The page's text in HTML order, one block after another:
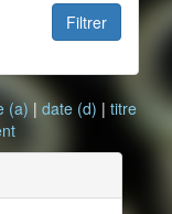
Filtrer
(a) | date (d) | titre